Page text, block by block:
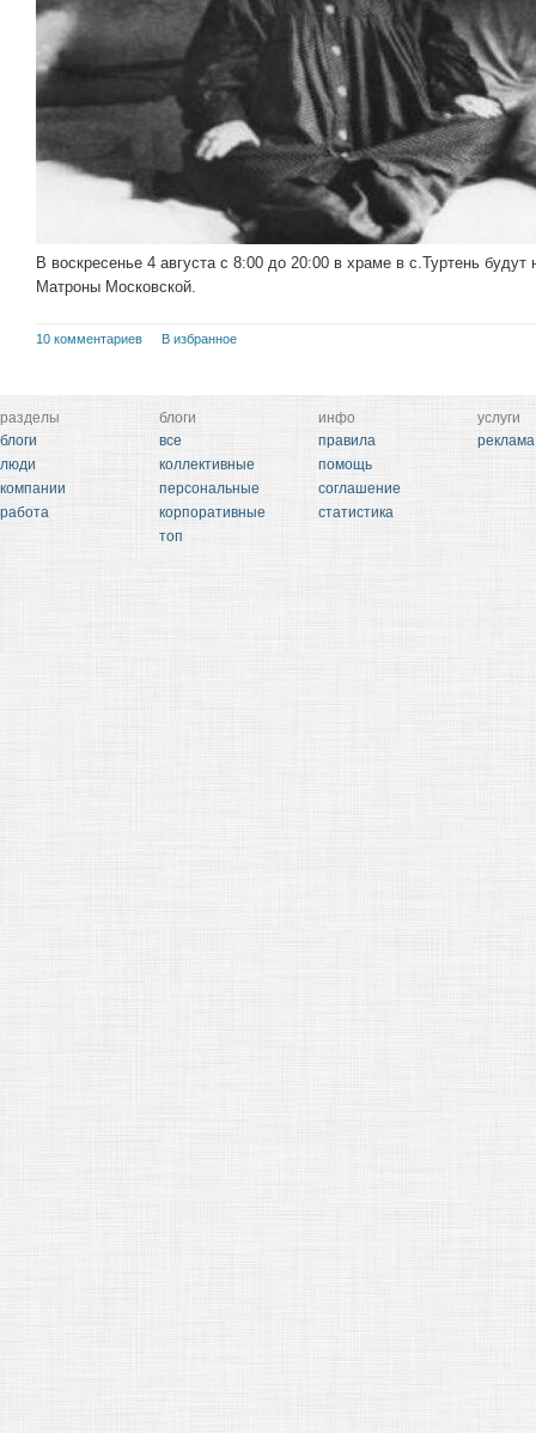
В воскресенье 4 августа с 8:00 до 20:00 в храме в с.Туртень
Матроны Московской.
10 комментариев В избранное
разделы
блоги
люди
компании
работа
блоги
все
коллективные
персональные
корпоративные
топ
инфо
правила
помощь
соглашение
статистика
услуги
реклама